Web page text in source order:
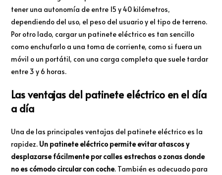
tener una autonomía de entre 15 y 40 kilómetros,
dependiendo del uso, el peso del usuario y el tipo de terreno.
Por otro lado, cargar un patinete eléctrico es tan sencillo
como enchufarlo a una toma de corriente, como si fuera un
móvil o un portátil, con una carga completa que suele tardar
entre 3 y 6 horas.
Las ventajas del patinete eléctrico en el día
a día
Una de las principales ventajas del patinete eléctrico es la
rapidez. Un patinete eléctrico permite evitar atascos y
desplazarse fácilmente por calles estrechas o zonas donde
no es cómodo circular con coche. También es adecuado para